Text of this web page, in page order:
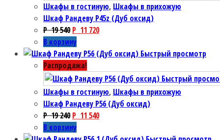
Шкафы в гостиную, Шкафы в прихожую
Шкаф Рандеву P45z (Дуб оксид)
P19 540 P 11 720
В корзину
Быстрый просмотр
Распродажа!
Быстрый
Шкафы в гостиную, Шкафы в прихожую
Шкаф Рандеву P56 (Дуб оксид)
P19 240 P 11 540
В корзину